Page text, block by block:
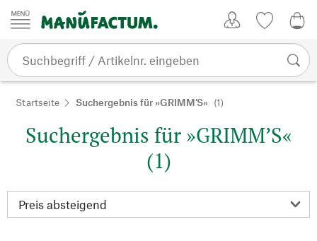
Zum Inhalt springen
Startseite Suchergebnis für »GRIMM’S« (1)
Suchergebnis für »GRIMM’S«
(1)